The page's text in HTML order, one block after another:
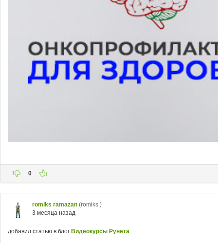
0
romiks ramazan (romiks )
3 месяца назад
добавил статью в блог Видеокурсы Рунета